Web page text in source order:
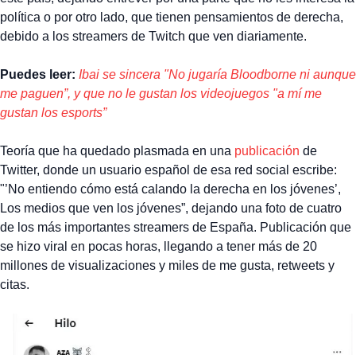
política o por otro lado, que tienen pensamientos de derecha,
debido a los streamers de Twitch que ven diariamente.
Puedes leer: Ibai se sincera "No jugaría Bloodborne ni aunque
me paguen”, y que no le gustan los videojuegos "a mí me
gustan los esports”
Teoría que ha quedado plasmada en una publicación de
Twitter, donde un usuario español de esa red social escribe:
"’No entiendo cómo está calando la derecha en los jóvenes’,
Los medios que ven los jóvenes”, dejando una foto de cuatro
de los más importantes streamers de España. Publicación que
se hizo viral en pocas horas, llegando a tener más de 20
millones de visualizaciones y miles de me gusta, retweets y
citas.